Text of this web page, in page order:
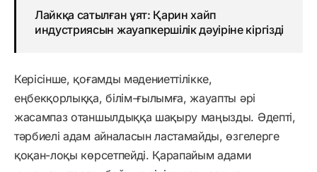
Лайкқа сатылған ұят: Қарин хайп
индустриясын жауапкершілік дәуіріне кіргізді
Керісінше, қоғамды мәдениеттілікке,
еңбекқорлыққа, білім-ғылымға, жауапты әрі
жасампаз отаншылдыққа шақыру маңызды. Әдепті,
тәрбиелі адам айналасын ластамайды, өзгелерге
қоқан-лоқы көрсетпейді. Қарапайым адами